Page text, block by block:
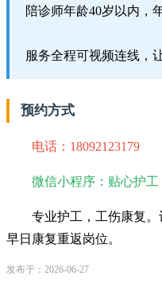
陪诊师年龄40岁以内，
服务全程可视频连线，
预约方式
电话：18092123179
微信小程序：贴心护工
专业护工，工伤康复。
早日康复重返岗位。
发布于：2026-06-27